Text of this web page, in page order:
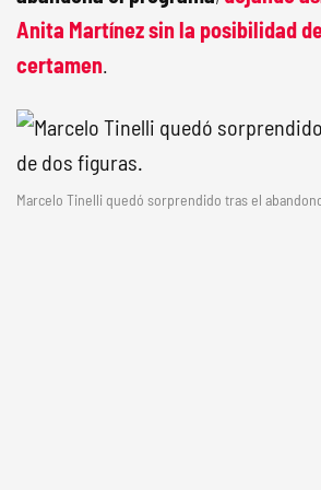
Anita Martínez sin la posibilidad
certamen.
Marcelo Tinelli quedó sorprendido tras el